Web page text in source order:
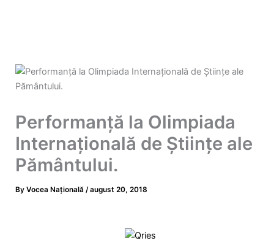
Performanţă la Olimpiada
Internaţională de Ştiinţe ale
Pământului.
By Vocea Națională /august 20, 2018